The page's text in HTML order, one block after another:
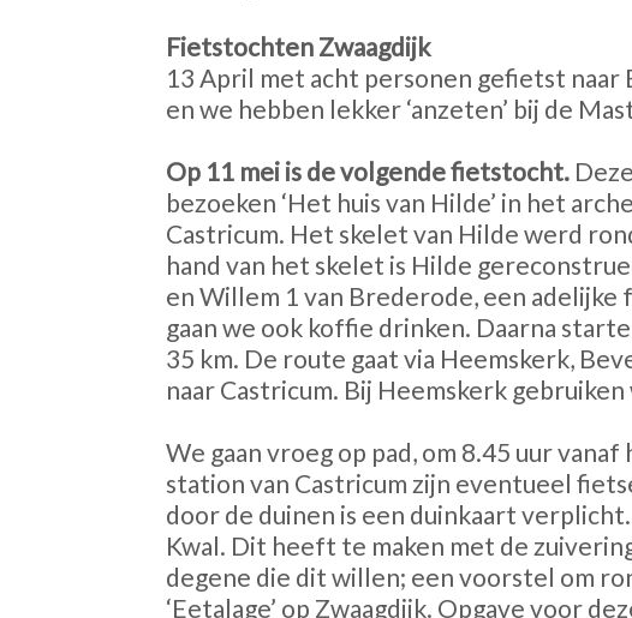
Fietstochten Zwaagdijk
13 April met acht personen gefietst naar
en we hebben lekker ‘anzeten’ bij de
Op 11 mei is de volgende fietstocht.
bezoeken ‘Het huis van Hilde’ in het
Castricum. Het skelet van Hilde werd
hand van het skelet is Hilde
en Willem 1 van Brederode, een
gaan we ook koffie drinken. Daarna
35 km. De route gaat via Heemskerk,
naar Castricum. Bij Heemskerk gebruiken
We gaan vroeg op pad, om 8.45 uur
station van Castricum zijn eventueel
door de duinen is een duinkaart
Kwal. Dit heeft te maken met de
degene die dit willen; een voorstel om
‘Eetalage’ op Zwaagdijk. Opgave voor